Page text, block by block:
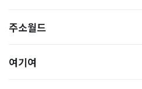
주소월드
여기여